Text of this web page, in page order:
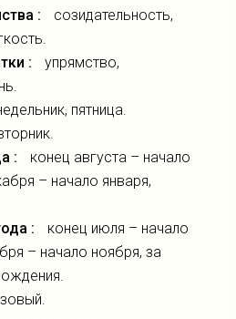
:
созидательность,
:
упрямство,
пятница.
:
конец августа – начало
– начало января,
:
конец июля – начало
– начало ноября, за